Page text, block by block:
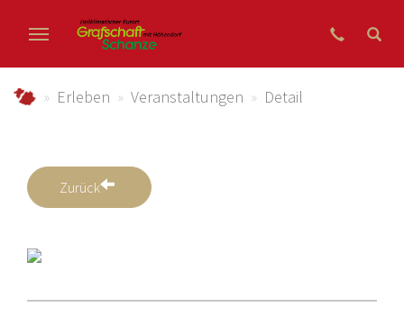
grafschaft-schanze.de
Erleben Veranstaltungen Detail
Zurück